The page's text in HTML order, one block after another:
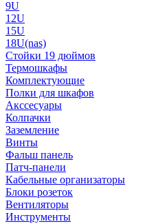
9U
12U
15U
18U(nas)
Стойки 19 дюймов
Термошкафы
Комплектующие
Полки для шкафов
Акссесуары
Колпачки
Заземление
Винты
Фальш панель
Патч-панели
Кабельные организаторы
Блоки розеток
Вентиляторы
Инструменты